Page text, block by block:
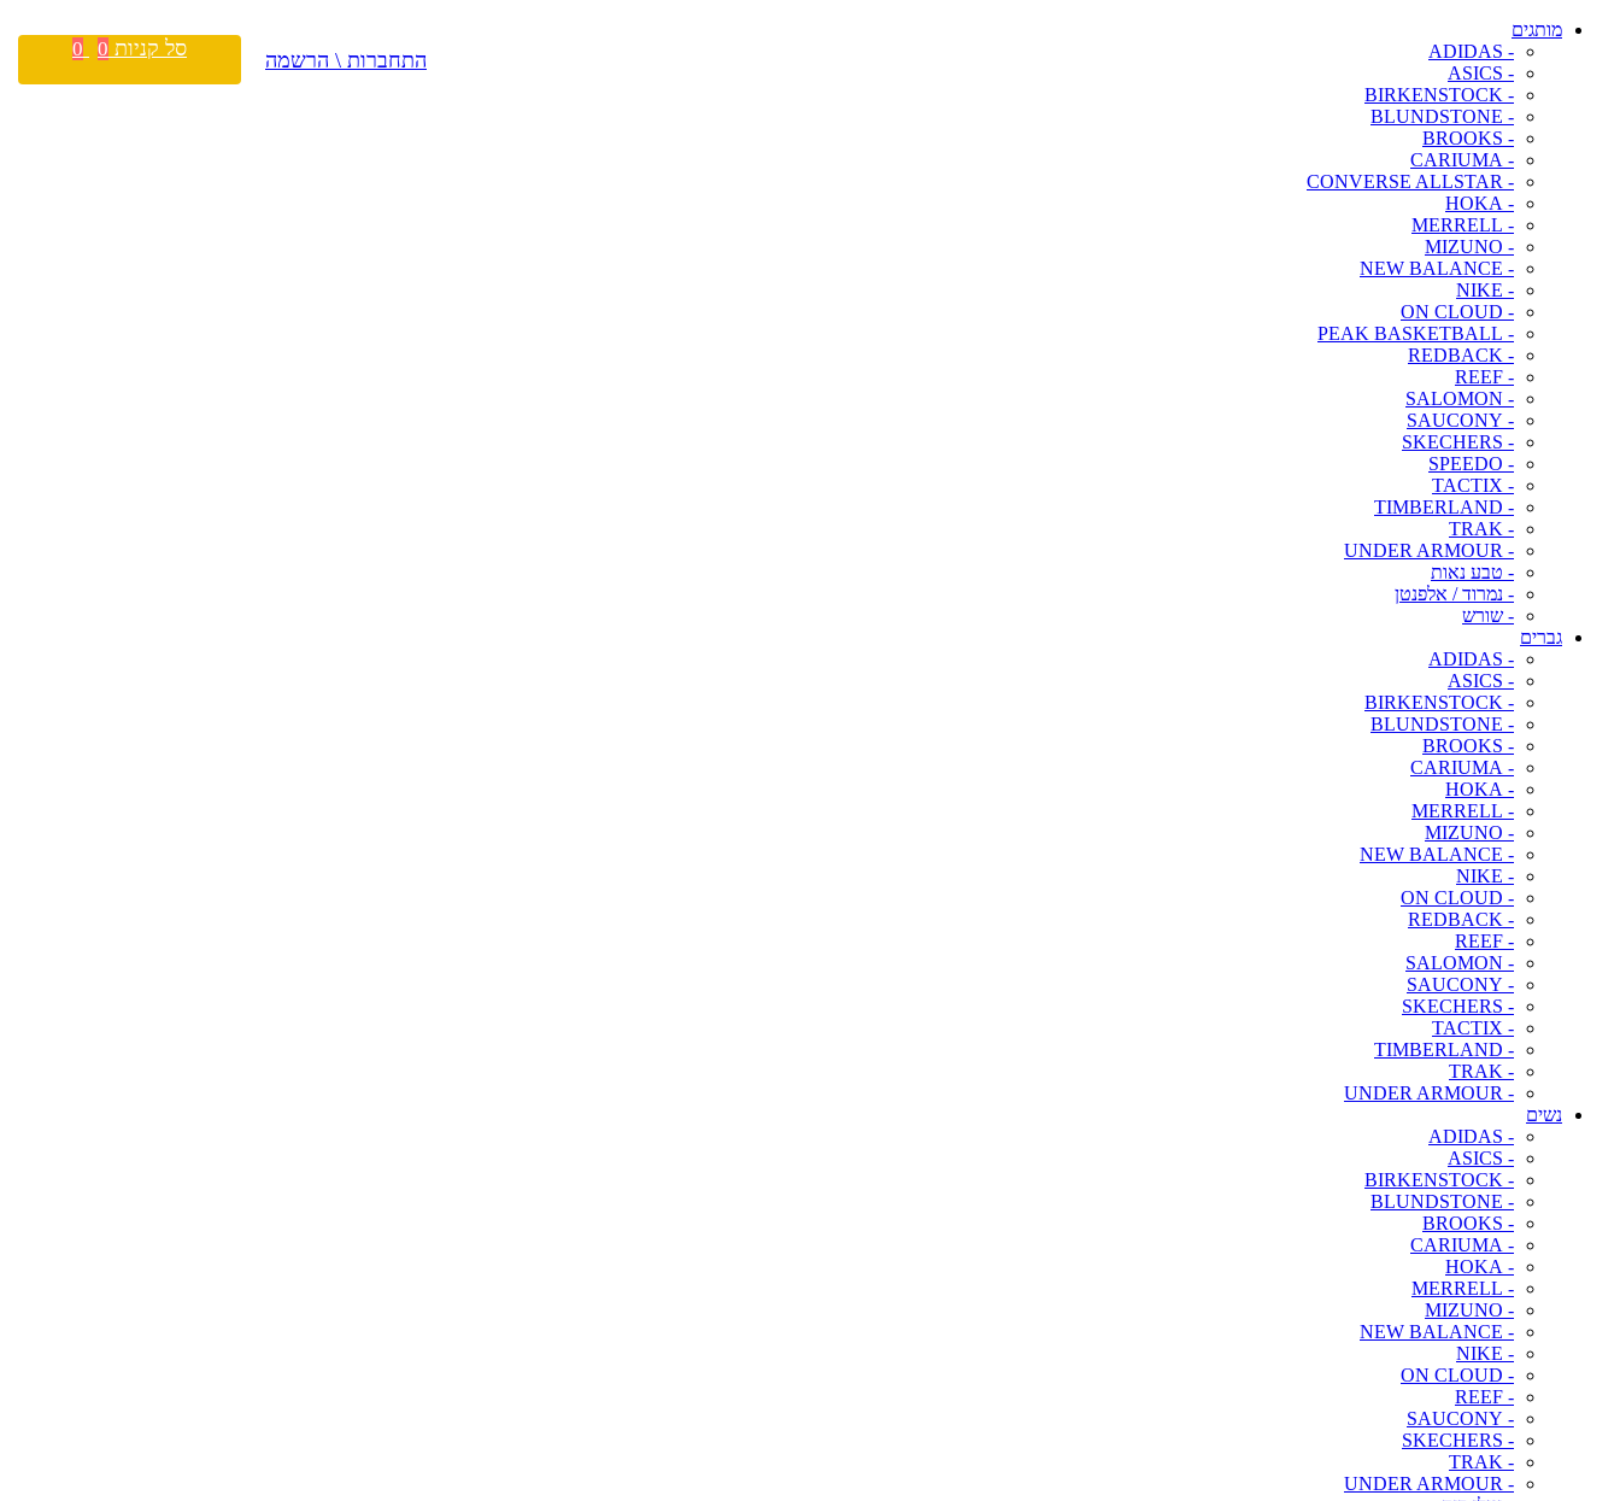
מותגים
- ADIDAS
- ASICS
- BIRKENSTOCK
- BLUNDSTONE
- BROOKS
- CARIUMA
- CONVERSE ALLSTAR
- HOKA
- MERRELL
- MIZUNO
- NEW BALANCE
- NIKE
- ON CLOUD
- PEAK BASKETBALL
- REDBACK
- REEF
- SALOMON
- SAUCONY
- SKECHERS
- SPEEDO
- TACTIX
- TIMBERLAND
- TRAK
- UNDER ARMOUR
- טבע נאות
- נמרוד / אלפנטן
- שורש
גברים
- ADIDAS
- ASICS
- BIRKENSTOCK
- BLUNDSTONE
- BROOKS
- CARIUMA
- HOKA
- MERRELL
- MIZUNO
- NEW BALANCE
- NIKE
- ON CLOUD
- REDBACK
- REEF
- SALOMON
- SAUCONY
- SKECHERS
- TACTIX
- TIMBERLAND
- TRAK
- UNDER ARMOUR
נשים
- ADIDAS
- ASICS
- BIRKENSTOCK
- BLUNDSTONE
- BROOKS
- CARIUMA
- HOKA
- MERRELL
- MIZUNO
- NEW BALANCE
- NIKE
- ON CLOUD
- REEF
- SAUCONY
- SKECHERS
- TRAK
- UNDER ARMOUR
התחברות \ הרשמה סל קניות 0
0